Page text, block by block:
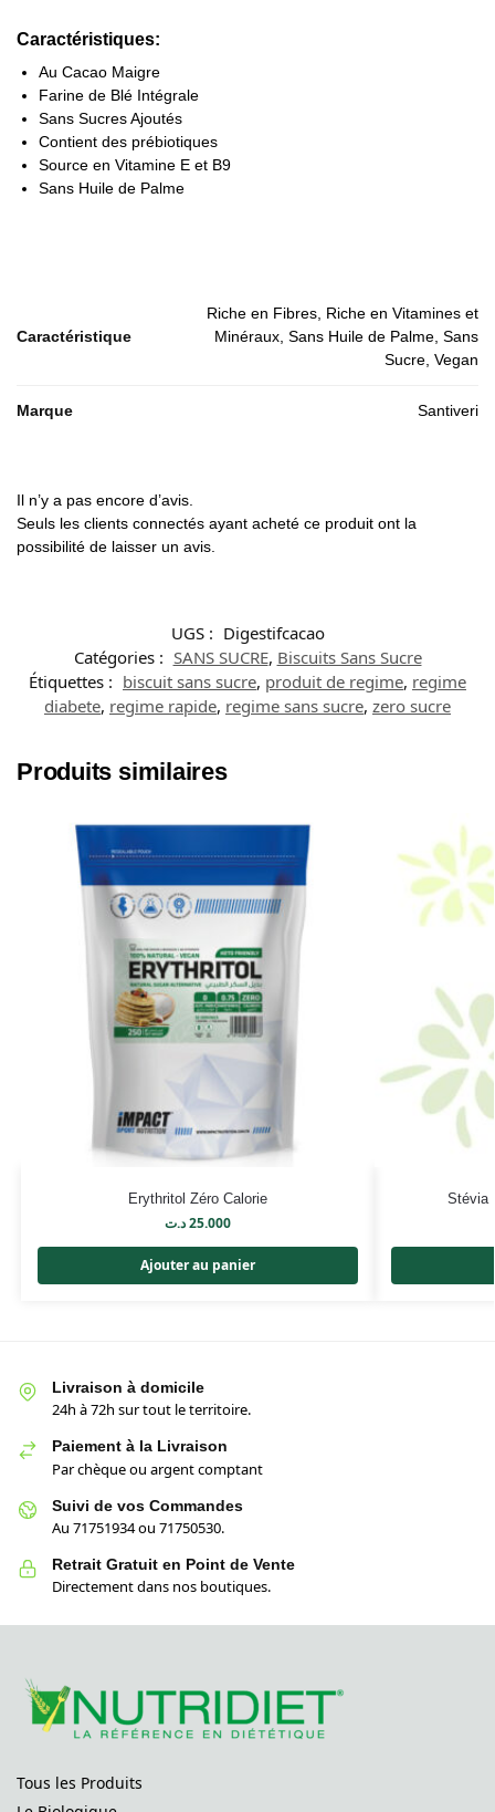
Caractéristiques:
Au Cacao Maigre
Farine de Blé Intégrale
Sans Sucres Ajoutés
Contient des prébiotiques
Source en Vitamine E et B9
Sans Huile de Palme
Caractéristique
Riche en Fibres, Riche en Vitamines et
Minéraux, Sans Huile de Palme, Sans
Sucre, Vegan
Marque Santiveri
Il n’y a pas encore d’avis.
Seuls les clients connectés ayant acheté ce produit ont la
possibilité de laisser un avis.
UGS : Digestifcacao
Catégories : SANS SUCRE, Biscuits Sans Sucre
Étiquettes : biscuit sans sucre, produit de regime, regime
diabete, regime rapide, regime sans sucre, zero sucre
Produits similaires
Erythritol Zéro Calorie
25.000د.ت
Ajouter au panier
Stévia
Livraison à domicile
24h à 72h sur tout le territoire.
Paiement à la Livraison
Par chèque ou argent comptant
Suivi de vos Commandes
Au 71751934 ou 71750530.
Retrait Gratuit en Point de Vente
Directement dans nos boutiques.
Tous les Produits